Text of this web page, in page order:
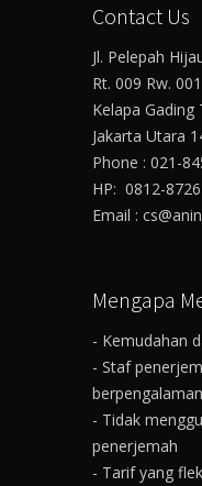
Contact Us
Jl. Pelepah
Rt. 009 Rw. 001
Kelapa Gading
Jakarta Utara
Phone : 021-
HP: 0812-
Email :
Mengapa
- Kemudahan
- Staf
berpengalaman
- Tidak
penerjemah
- Tarif yang